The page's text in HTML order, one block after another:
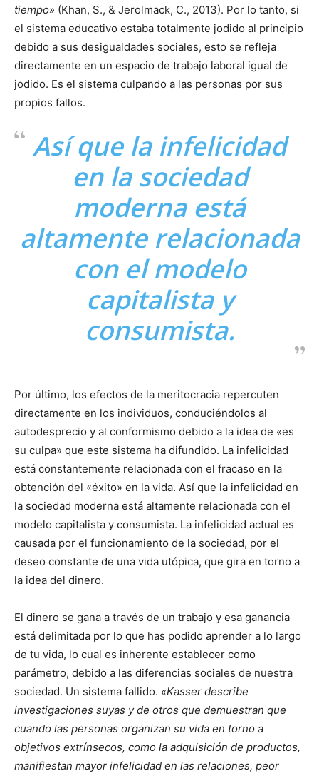
tiempo» (Khan, S., & Jerolmack, C., 2013). Por lo tanto, si
el sistema educativo estaba totalmente jodido al principio
debido a sus desigualdades sociales, esto se refleja
directamente en un espacio de trabajo laboral igual de
jodido. Es el sistema culpando a las personas por sus
propios fallos.
Así que la infelicidad
en la sociedad
moderna está
altamente relacionada
con el modelo
capitalista y
consumista.
Por último, los efectos de la meritocracia repercuten
directamente en los individuos, conduciéndolos al
autodesprecio y al conformismo debido a la idea de «es
su culpa» que este sistema ha difundido. La infelicidad
está constantemente relacionada con el fracaso en la
obtención del «éxito» en la vida. Así que la infelicidad en
la sociedad moderna está altamente relacionada con el
modelo capitalista y consumista. La infelicidad actual es
causada por el funcionamiento de la sociedad, por el
deseo constante de una vida utópica, que gira en torno a
la idea del dinero.
El dinero se gana a través de un trabajo y esa ganancia
está delimitada por lo que has podido aprender a lo largo
de tu vida, lo cual es inherente establecer como
parámetro, debido a las diferencias sociales de nuestra
sociedad. Un sistema fallido. «Kasser describe
investigaciones suyas y de otros que demuestran que
cuando las personas organizan su vida en torno a
objetivos extrínsecos, como la adquisición de productos,
manifiestan mayor infelicidad en las relaciones, peor